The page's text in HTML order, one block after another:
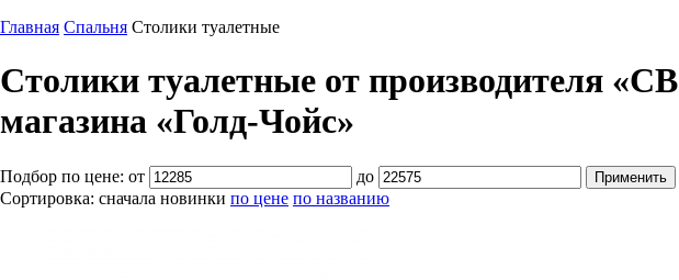
Главная Спальня Столики туалетные
Столики туалетные от производителя
магазина «Голд-Чойс»
Подбор по цене: от
до
Сортировка: сначала новинки по цене по названию